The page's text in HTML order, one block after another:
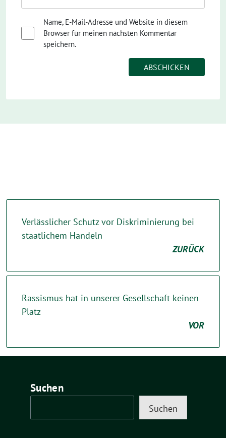
Name, E-Mail-Adresse und Website in diesem
Browser für meinen nächsten Kommentar
speichern.
Verlässlicher Schutz vor Diskriminierung bei
staatlichem Handeln
ZURÜCK
Rassismus hat in unserer Gesellschaft keinen
Platz
VOR
Suchen
Suchen